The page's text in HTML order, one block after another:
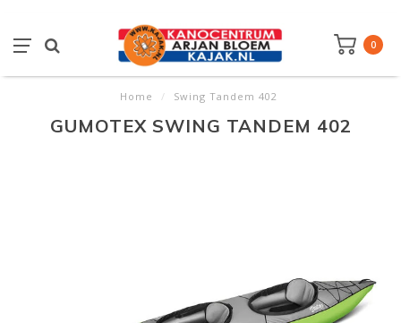
0
Home / Swing Tandem 402
GUMOTEX SWING TANDEM 402